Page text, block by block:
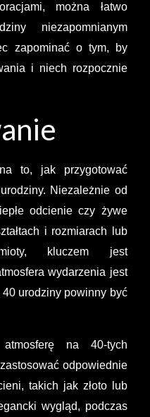
można łatwo
niezapomnianym
zapominać o tym, by
i niech rozpocznie
to, jak przygotować
Niezależnie od
odcienie czy żywe
i rozmiarach lub
kluczem jest
wydarzenia jest
urodziny powinny być
na 40-tych
odpowiednie
takich jak złoto lub
wygląd, podczas